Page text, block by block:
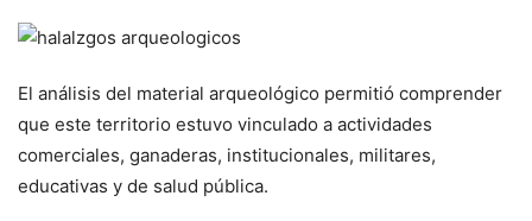
El análisis del material arqueológico permitió comprender
que este territorio estuvo vinculado a actividades
comerciales, ganaderas, institucionales, militares,
educativas y de salud pública.